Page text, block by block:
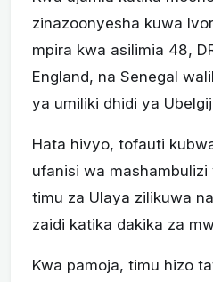
zinazoonyesha kuwa
mpira kwa asilimia 48,
England, na Senegal
ya umiliki dhidi ya
Hata hivyo, tofauti
ufanisi wa
timu za Ulaya zilikuwa
zaidi katika dakika za
Kwa pamoja, timu hizo